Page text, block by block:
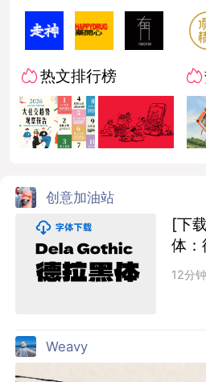
热文排行榜
创意加油站
[下
体
12分
Weavy